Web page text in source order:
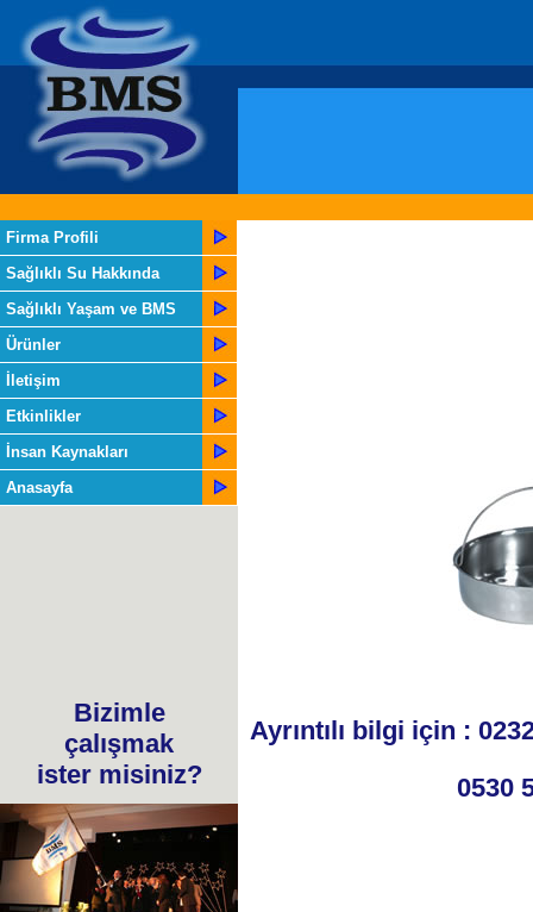
Firma Profili
Sağlıklı Su Hakkında
Sağlıklı Yaşam ve BMS
Ürünler
İletişim
Etkinlikler
İnsan Kaynakları
Anasayfa
Bizimle
çalışmak
ister misiniz?
Ayrıntılı bilgi için :
0530 568